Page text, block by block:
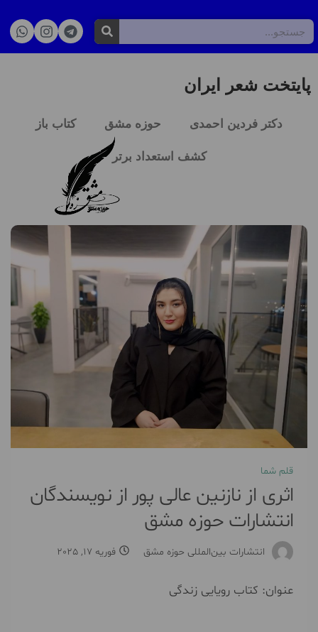
پایتخت شعر ایران
دکتر فردین احمدی حوزه مشق کتاب باز
کشف استعداد برتر
قلم شما
اثری از نازنین عالی پور از نویسندگان
انتشارات حوزه مشق
انتشارات بین‌المللی حوزه مشق فوریه 17, 2025
عنوان: کتاب رویایی زندگی